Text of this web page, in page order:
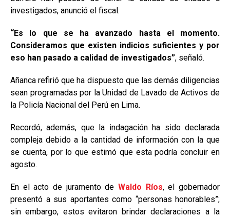
investigados, anunció el fiscal.
“Es lo que se ha avanzado hasta el momento.
Consideramos que existen indicios suficientes y por
eso han pasado a calidad de investigados”, señaló.
Añanca refirió que ha dispuesto que las demás diligencias
sean programadas por la Unidad de Lavado de Activos de
la Policía Nacional del Perú en Lima.
Recordó, además, que la indagación ha sido declarada
compleja debido a la cantidad de información con la que
se cuenta, por lo que estimó que esta podría concluir en
agosto.
En el acto de juramento de Waldo Ríos, el gobernador
presentó a sus aportantes como “personas honorables”;
sin embargo, estos evitaron brindar declaraciones a la